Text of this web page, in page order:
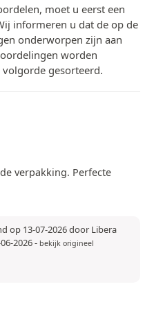
moet u eerst een
informeren u dat de op de
onderworpen zijn aan
worden
gesorteerd.
verpakking. Perfecte
op 13-07-2026 door Libera
2026- bekijk origineel